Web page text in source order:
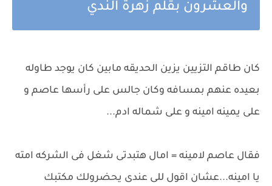
والعشرون بقلم زهرة الندي
كان طاقم التزيين يزين الحديقه مابين كان يوجد طاوله
بعيده عنهم بمسافه وكان جالس على رأسها عاصم و
على يمينه امينه و على شماله ادم...
فقال عاصم لامينه = امال هتبدتى شغل فى الشركه امته
يا امينه...عشان اقول للى عندى يحضرولك مكتبك